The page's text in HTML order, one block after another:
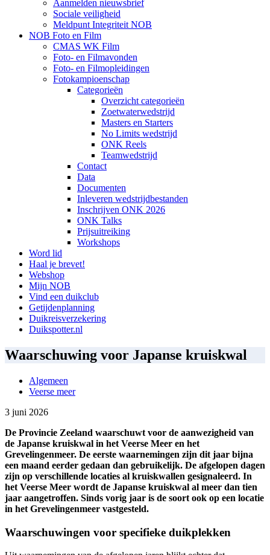
Aanmelden nieuwsbrief
Sociale veiligheid
Meldpunt Integriteit NOB
NOB Foto en Film
CMAS WK Film
Foto- en Filmavonden
Foto- en Filmopleidingen
Fotokampioenschap
Categorieën
Overzicht categorieën
Zoetwaterwedstrijd
Masters en Starters
No Limits wedstrijd
ONK Reels
Teamwedstrijd
Contact
Data
Documenten
Inleveren wedstrijdbestanden
Inschrijven ONK 2026
ONK Talks
Prijsuitreiking
Workshops
Word lid
Haal je brevet!
Webshop
Mijn NOB
Vind een duikclub
Getijdenplanning
Duikreisverzekering
Duikspotter.nl
Waarschuwing voor Japanse kruiskwal
Algemeen
Veerse meer
3 juni 2026
De Provincie Zeeland waarschuwt voor de aanwezigheid van
de Japanse kruiskwal in het Veerse Meer en het
Grevelingenmeer. De eerste waarnemingen zijn dit jaar bijna
een maand eerder gedaan dan gebruikelijk. De afgelopen dagen
zijn op verschillende locaties al kruiskwallen gesignaleerd. In
het Veerse Meer wordt de Japanse kruiskwal al meer dan tien
jaar aangetroffen. Sinds vorig jaar is de soort ook op een locatie
in het Grevelingenmeer vastgesteld.
Waarschuwingen voor specifieke duikplekken